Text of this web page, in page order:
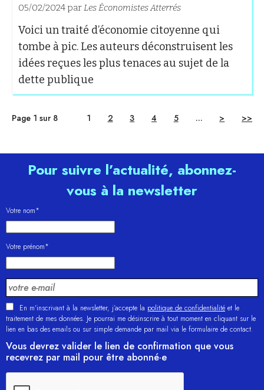
05/02/2024 parLes Économistes Atterrés
Voici un traité d’économie citoyenne qui
tombe à pic. Les auteurs déconstruisent les
idées reçues les plus tenaces au sujet de la
dette publique
Page 1 sur 8 1 2 3 4 5 ... > >>
Pour suivre l’actualité, abonnez-
vous à la newsletter
Votre nom*
Votre prénom*
En m'inscrivant à la newsletter, j’accepte la politique de confidentialité et le
traitement de mes données. Je pourrai me désinscrire à tout moment en cliquant sur le
lien en bas des emails ou sur simple demande par mail via le formulaire de contact.
Vous devrez valider le lien de confirmation que vous
recevrez par mail pour être abonné·e